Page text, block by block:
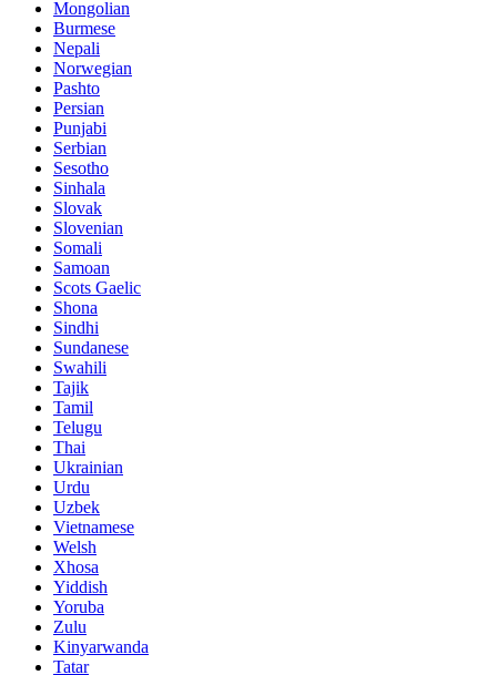
Mongolian
Burmese
Nepali
Norwegian
Pashto
Persian
Punjabi
Serbian
Sesotho
Sinhala
Slovak
Slovenian
Somali
Samoan
Scots Gaelic
Shona
Sindhi
Sundanese
Swahili
Tajik
Tamil
Telugu
Thai
Ukrainian
Urdu
Uzbek
Vietnamese
Welsh
Xhosa
Yiddish
Yoruba
Zulu
Kinyarwanda
Tatar